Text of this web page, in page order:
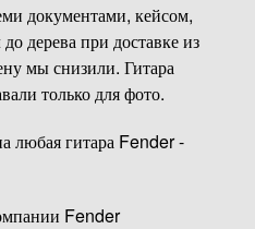
документами, кейсом,
дерева при доставке из
мы снизили. Гитара
только для фото.
любая гитара Fender -
Fender